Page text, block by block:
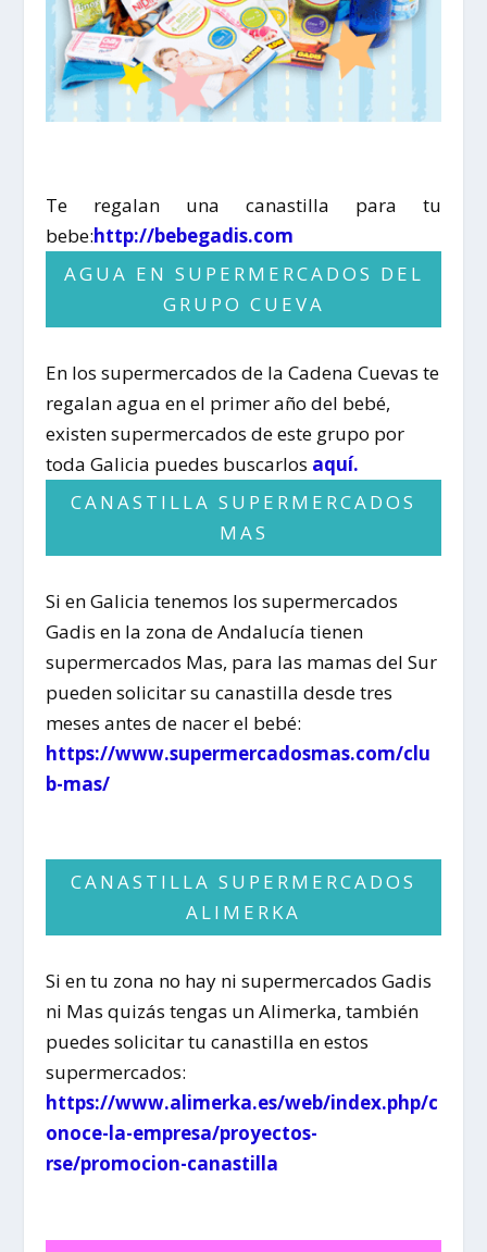
Te regalan una canastilla para tu
bebe:http://bebegadis.com
AGUA EN SUPERMERCADOS DEL
GRUPO CUEVA
En los supermercados de la Cadena Cuevas te
regalan agua en el primer año del bebé,
existen supermercados de este grupo por
toda Galicia puedes buscarlos aquí.
CANASTILLA SUPERMERCADOS
MAS
Si en Galicia tenemos los supermercados
Gadis en la zona de Andalucía tienen
supermercados Mas, para las mamas del Sur
pueden solicitar su canastilla desde tres
meses antes de nacer el bebé:
https://www.supermercadosmas.com/clu
b-mas/
CANASTILLA SUPERMERCADOS
ALIMERKA
Si en tu zona no hay ni supermercados Gadis
ni Mas quizás tengas un Alimerka, también
puedes solicitar tu canastilla en estos
supermercados:
https://www.alimerka.es/web/index.php/c
onoce-la-empresa/proyectos-
rse/promocion-canastilla